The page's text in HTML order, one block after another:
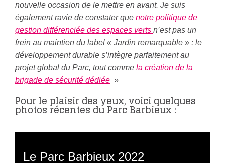
nouvelle occasion de le mettre en avant. Je suis
également ravie de constater que notre politique de
gestion différenciée des espaces verts n’est pas un
frein au maintien du label « Jardin remarquable » : le
développement durable s’intègre parfaitement au
projet global du Parc, tout comme la création de la
brigade de sécurité dédiée »
Pour le plaisir des yeux, voici quelques
photos récentes du Parc Barbieux :